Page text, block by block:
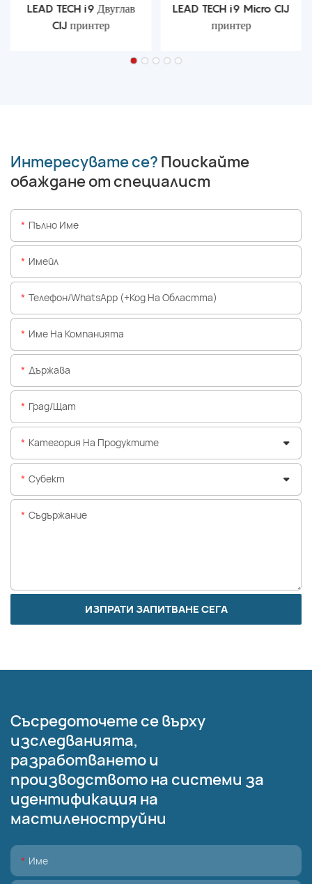
LEAD TECH i9 Двуглав
CIJ принтер
LEAD TECH i9 Micro CIJ
принтер
Интересувате се? Поискайте
обаждане от специалист
Пълно Име
Имейл
Телефон/WhatsApp (+Код На Областта)
Име На Компанията
Държава
Град/щат
Категория На Продуктите
Субект
Съдържание
ИЗПРАТИ ЗАПИТВАНЕ СЕГА
Съсредоточете се върху
изследванията,
разработването и
производството на системи за
идентификация на
мастиленоструйни
Име